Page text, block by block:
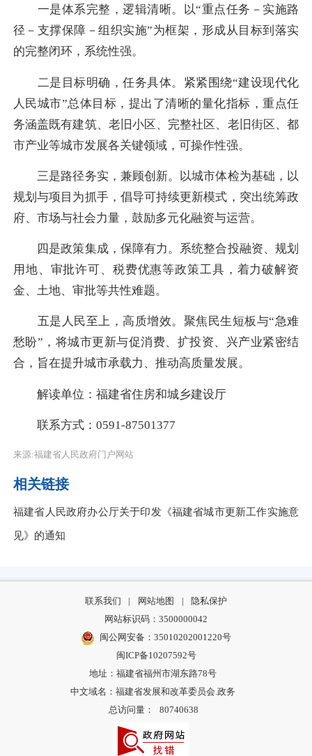
一是体系完整，逻辑清晰。 以“重点任务－实施路
径－支撑保障－组织实施”为框架，形成从目标到落实
的完整闭环，系统性强。
二是目标明确，任务具体。 紧紧围绕“建设现代化
人民城市”总体目标，提出了清晰的量化指标，重点任
务涵盖既有建筑、老旧小区、完整社区、老旧街区、都
市产业等城市发展各关键领域，可操作性强。
三是路径务实，兼顾创新。 以城市体检为基础，以
规划与项目为抓手，倡导可持续更新模式，突出统筹政
府、市场与社会力量，鼓励多元化融资与运营。
四是政策集成，保障有力。 系统整合投融资、规划
用地、审批许可、税费优惠等政策工具，着力破解资
金、土地、审批等共性难题。
五是人民至上，高质增效。 聚焦民生短板与“急难
愁盼”，将城市更新与促消费、扩投资、兴产业紧密结
合，旨在提升城市承载力、推动高质量发展。
解读单位：福建省住房和城乡建设厅
联系方式：0591-87501377
来源:福建省人民政府门户网站
相关链接
福建省人民政府办公厅关于印发《福建省城市更新工作实施意
见》的通知
联系我们 | 网站地图 |
隐私保护
网站标识码：3500000042
闽公网安备：35010202001220号
闽ICP备10207592号
地址：福建省福州市湖东路78号
中文域名：福建省发展和改革委员会.政务
总访问量：
80740638